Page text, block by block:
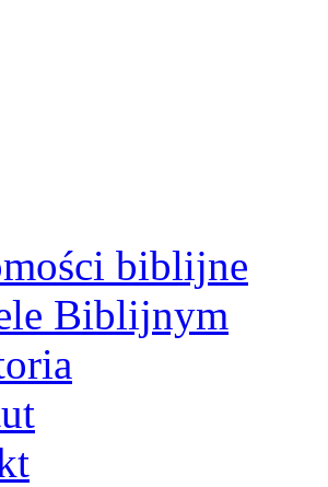
biblijne
Biblijnym